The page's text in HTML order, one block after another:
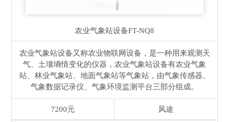
农业气象站设备FT-NQ8
农业气象站设备又称农业物联网设备，是一种用来观测天
气、土壤墒情变化的仪器，农业气象站设备有农业气象
站、林业气象站、地面气象站等气象站，由气象传感器、
气象数据记录仪、气象环境监测平台三部分组成。
7200元 风途